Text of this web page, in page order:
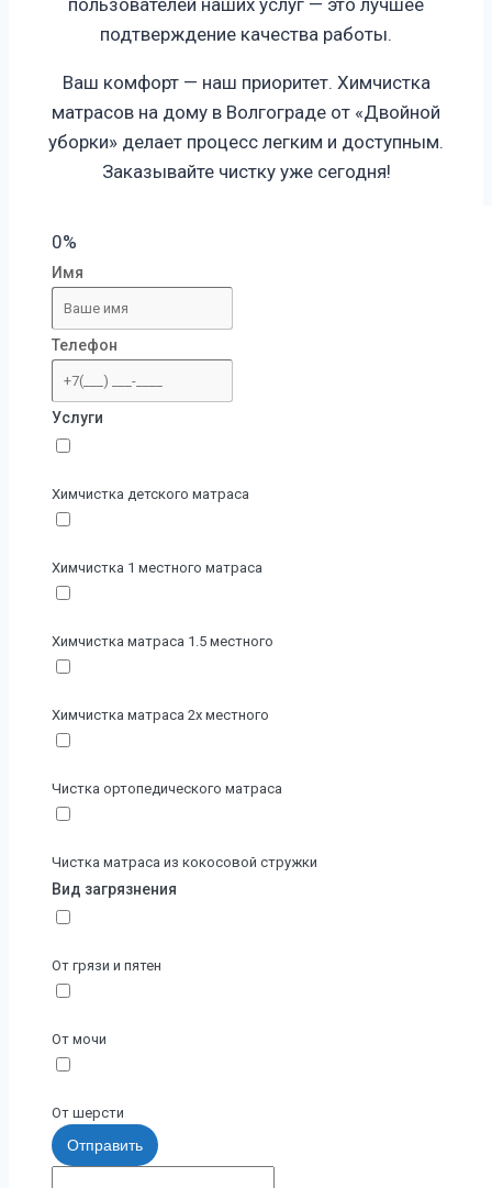
подтверждение качества работы.
Ваш комфорт — наш приоритет. Химчистка
матрасов на дому в Волгограде от «Двойной
уборки» делает процесс легким и доступным.
Заказывайте чистку уже сегодня!
0%
Имя
Телефон
Услуги
Химчистка детского матраса
Химчистка 1 местного матраса
Химчистка матраса 1.5 местного
Химчистка матраса 2х местного
Чистка ортопедического матраса
Чистка матраса из кокосовой стружки
Вид загрязнения
От грязи и пятен
От мочи
От шерсти
Отправить